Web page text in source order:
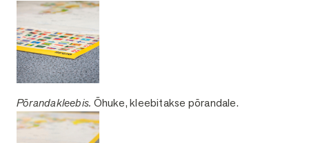
Põrandakleebis. Õhuke, kleebitakse põrandale.